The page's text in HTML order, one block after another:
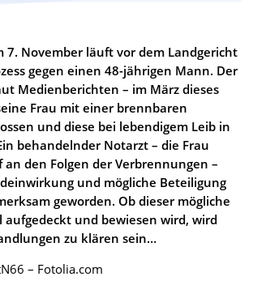
7. November läuft vor dem Landgericht
gegen einen 48-jährigen Mann. Der
Medienberichten – im März dieses
Frau mit einer brennbaren
und diese bei lebendigem Leib in
behandelnder Notarzt – die Frau
den Folgen der Verbrennungen –
und mögliche Beteiligung
geworden. Ob dieser mögliche
und bewiesen wird, wird
zu klären sein…
– Fotolia.com